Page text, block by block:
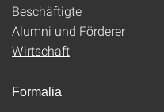
Beschäftigte
Alumni und Förderer
Wirtschaft
Formalia